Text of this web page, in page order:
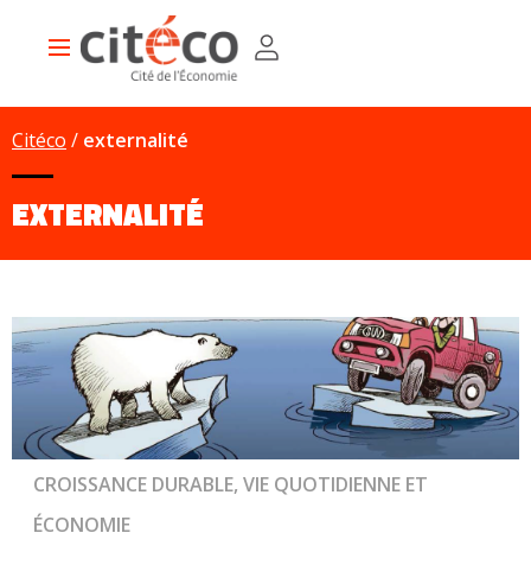
Main
Citéco externalité
EXTERNALITÉ
CROISSANCE DURABLE, VIE QUOTIDIENNE ET
ÉCONOMIE
Panneau de gestion des cookies